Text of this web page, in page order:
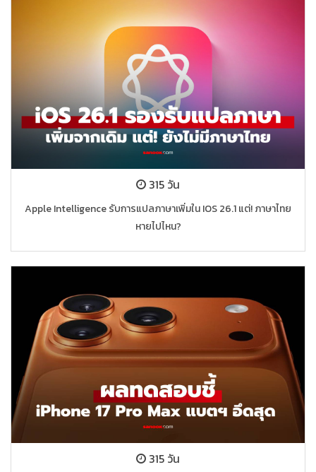
315 วัน
Apple Intelligence รับการแปลภาษาเพิ่มใน IOS 26.1 แต่! ภาษาไทย
หายไปไหน?
315 วัน